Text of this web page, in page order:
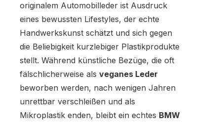
originalem Automobilleder ist Ausdruck
eines bewussten Lifestyles, der echte
Handwerkskunst schätzt und sich gegen
die Beliebigkeit kurzlebiger Plastikprodukte
stellt. Während künstliche Bezüge, die oft
fälschlicherweise als veganes Leder
beworben werden, nach wenigen Jahren
unrettbar verschleißen und als
Mikroplastik enden, bleibt ein echtes BMW